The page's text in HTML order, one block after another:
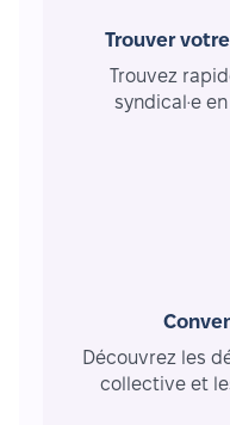
Trouver
Trouvez
syndical·e
Découvrez les
collective et